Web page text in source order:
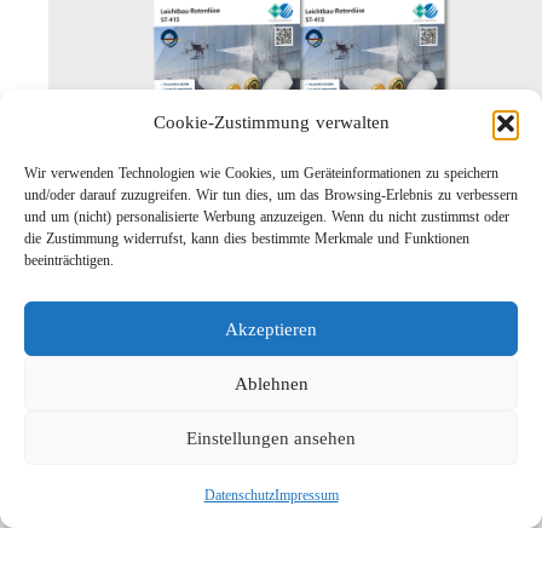
Cookie-Zustimmung verwalten
Wir verwenden Technologien wie Cookies, um Geräteinformationen zu speichern
und/oder darauf zuzugreifen. Wir tun dies, um das Browsing-Erlebnis zu verbessern
und um (nicht) personalisierte Werbung anzuzeigen. Wenn du nicht zustimmst oder
die Zustimmung widerrufst, kann dies bestimmte Merkmale und Funktionen
beeinträchtigen.
Akzeptieren
Ablehnen
Einstellungen ansehen
DatenschutzImpressum
Leichtbau-Rotordüse ST-415